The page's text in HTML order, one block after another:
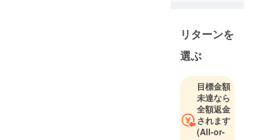
ションフェ
東京ガール
ションを企
画・運営し
ておりま
す。
リターンを
選ぶ
目標金額
未達なら
全額返金
されます
(All-or-